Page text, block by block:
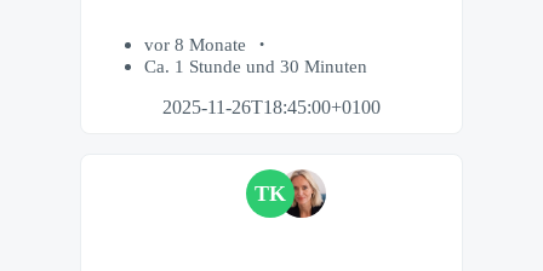
vor 8 Monate
Ca. 1 Stunde und 30 Minuten
2025-11-26T18:45:00+0100
TK